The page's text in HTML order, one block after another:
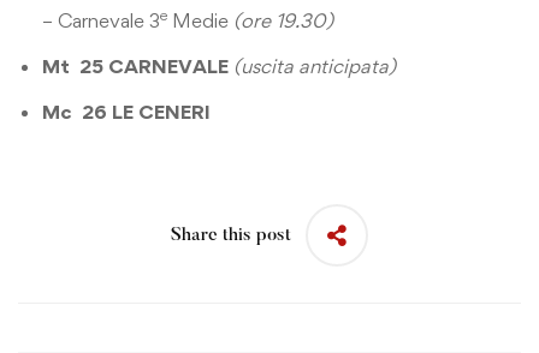
– Carnevale 3e Medie (ore 19.30)
Mt 25 CARNEVALE (uscita anticipata)
Mc 26 LE CENERI
Share this post